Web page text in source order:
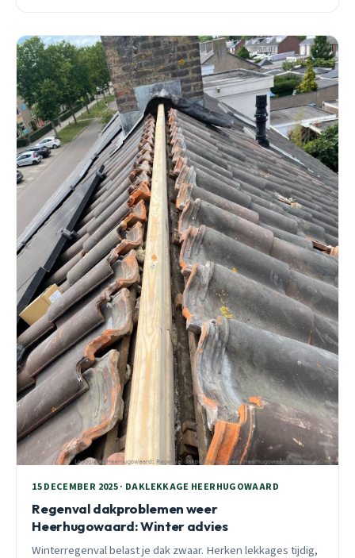
15 DECEMBER 2025 · DAKLEKKAGE HEERHUGOWAARD
Regenval dakproblemen weer
Heerhugowaard: Winter advies
Winterregenval belast je dak zwaar. Herken lekkages tijdig,